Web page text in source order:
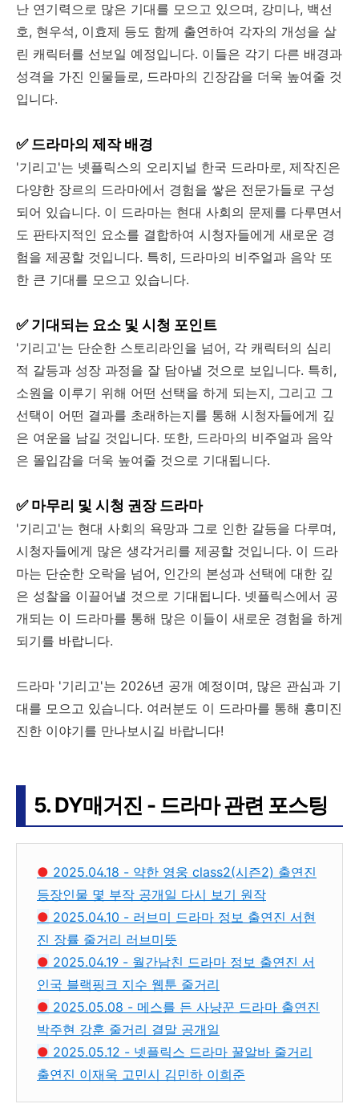
난 연기력으로 많은 기대를 모으고 있으며, 강미나, 백선
호, 현우석, 이효제 등도 함께 출연하여 각자의 개성을 살
린 캐릭터를 선보일 예정입니다. 이들은 각기 다른 배경과
성격을 가진 인물들로, 드라마의 긴장감을 더욱 높여줄 것
입니다.
✅ 드라마의 제작 배경
'기리고'는 넷플릭스의 오리지널 한국 드라마로, 제작진은
다양한 장르의 드라마에서 경험을 쌓은 전문가들로 구성
되어 있습니다. 이 드라마는 현대 사회의 문제를 다루면서
도 판타지적인 요소를 결합하여 시청자들에게 새로운 경
험을 제공할 것입니다. 특히, 드라마의 비주얼과 음악 또
한 큰 기대를 모으고 있습니다.
✅ 기대되는 요소 및 시청 포인트
'기리고'는 단순한 스토리라인을 넘어, 각 캐릭터의 심리
적 갈등과 성장 과정을 잘 담아낼 것으로 보입니다. 특히,
소원을 이루기 위해 어떤 선택을 하게 되는지, 그리고 그
선택이 어떤 결과를 초래하는지를 통해 시청자들에게 깊
은 여운을 남길 것입니다. 또한, 드라마의 비주얼과 음악
은 몰입감을 더욱 높여줄 것으로 기대됩니다.
✅ 마무리 및 시청 권장 드라마
'기리고'는 현대 사회의 욕망과 그로 인한 갈등을 다루며,
시청자들에게 많은 생각거리를 제공할 것입니다. 이 드라
마는 단순한 오락을 넘어, 인간의 본성과 선택에 대한 깊
은 성찰을 이끌어낼 것으로 기대됩니다. 넷플릭스에서 공
개되는 이 드라마를 통해 많은 이들이 새로운 경험을 하게
되기를 바랍니다.
드라마 '기리고'는 2026년 공개 예정이며, 많은 관심과 기
대를 모으고 있습니다. 여러분도 이 드라마를 통해 흥미진
진한 이야기를 만나보시길 바랍니다!
5. DY매거진 - 드라마 관련 포스팅
● 2025.04.18 - 약한 영웅 class2(시즌2) 출연진
등장인물 몇 부작 공개일 다시 보기 원작
● 2025.04.10 - 러브미 드라마 정보 출연진 서현
진 장률 줄거리 러브미뜻
● 2025.04.19 - 월간남친 드라마 정보 출연진 서
인국 블랙핑크 지수 웹툰 줄거리
● 2025.05.08 - 메스를 든 사냥꾼 드라마 출연진
박주현 강훈 줄거리 결말 공개일
● 2025.05.12 - 넷플릭스 드라마 꿀알바 줄거리
출연진 이재욱 고민시 김민하 이희준